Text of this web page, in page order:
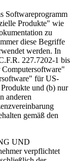
Produkte" wie
zu
diese Begriffe
werden. In
227.7202-1 bis
für US-
und (b) nur
anderen
gemäß den
UND
verpflichtet